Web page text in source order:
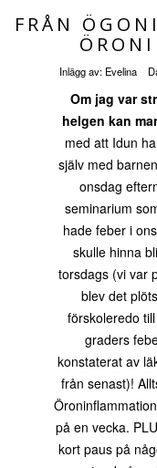
FRÅN
Inlägg av: Evelina
Om jag var
helgen kan
med att Idun
själv med
onsdag
seminarium
hade feber i
skulle hinna
torsdags (vi var
blev det
förskoleredo
graders
konstaterat av
från senast)!
på en vecka.
kort paus på